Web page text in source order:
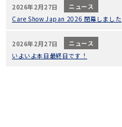
2026年2月27日
ニュース
Care Show Japan 2026 閉幕しました
2026年2月27日
ニュース
いよいよ本日最終日です！